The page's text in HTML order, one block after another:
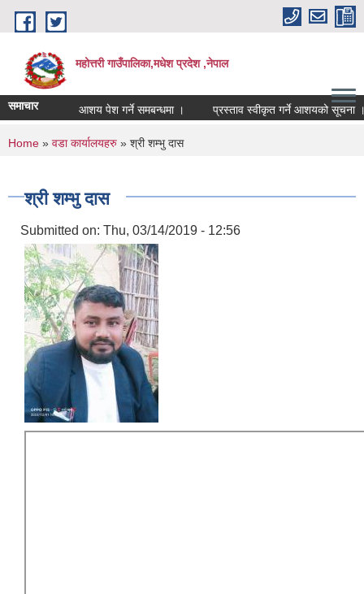
Skip to main content
महोत्तरी गाउँपालिका,मधेश प्रदेश ,नेपाल
समाचार आशय पेश गर्ने समबन्धमा । प्रस्ताव स्वीकृत गर्ने आशयको सूचना ।
You are here
Home » वडा कार्यालयहरु » श्री शम्भु दास
श्री शम्भु दास
Submitted on: Thu, 03/14/2019 - 12:56